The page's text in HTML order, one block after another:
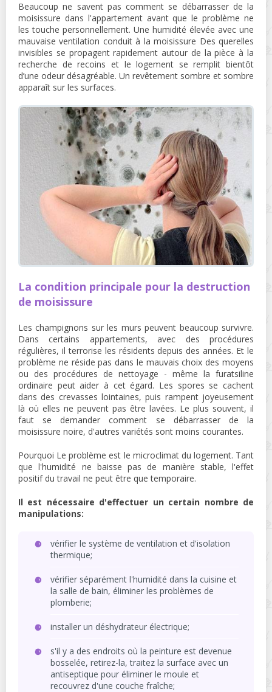
Beaucoup ne savent pas comment se débarrasser de la
moisissure dans l'appartement avant que le problème ne
les touche personnellement. Une humidité élevée avec une
mauvaise ventilation conduit à la moisissure Des querelles
invisibles se propagent rapidement autour de la pièce à la
recherche de recoins et le logement se remplit bientôt
d’une odeur désagréable. Un revêtement sombre et sombre
apparaît sur les surfaces.
La condition principale pour la destruction
de moisissure
Les champignons sur les murs peuvent beaucoup survivre.
Dans certains appartements, avec des procédures
régulières, il terrorise les résidents depuis des années. Et le
problème ne réside pas dans le mauvais choix des moyens
ou des procédures de nettoyage - même la furatsiline
ordinaire peut aider à cet égard. Les spores se cachent
dans des crevasses lointaines, puis rampent joyeusement
là où elles ne peuvent pas être lavées. Le plus souvent, il
faut se demander comment se débarrasser de la
moisissure noire, d'autres variétés sont moins courantes.
Pourquoi Le problème est le microclimat du logement. Tant
que l'humidité ne baisse pas de manière stable, l'effet
positif du travail ne peut être que temporaire.
Il est nécessaire d'effectuer un certain nombre de
manipulations:
vérifier le système de ventilation et d'isolation
thermique;
vérifier séparément l'humidité dans la cuisine et
la salle de bain, éliminer les problèmes de
plomberie;
installer un déshydrateur électrique;
s'il y a des endroits où la peinture est devenue
bosselée, retirez-la, traitez la surface avec un
antiseptique pour éliminer le moule et
recouvrez d'une couche fraîche;